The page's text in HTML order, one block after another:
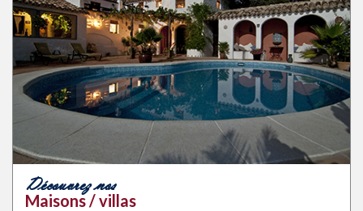
Découvrez nos
Maisons / villas